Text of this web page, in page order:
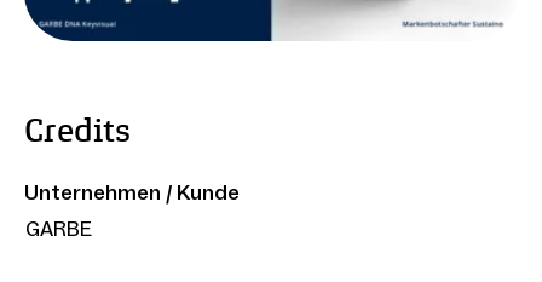
Credits
Unternehmen / Kunde
GARBE